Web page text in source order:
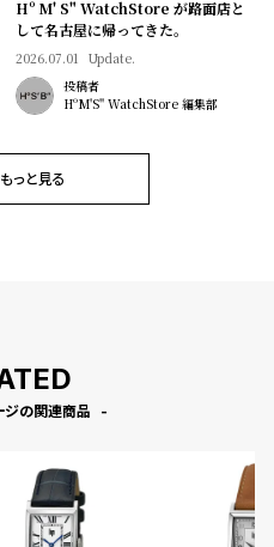
Hº M' S" WatchStore が路面店と
して名古屋に帰ってきた。
2026.07.01 Update.
投稿者
HºM'S" WatchStore 編集部
っと見る
ジの関連商品